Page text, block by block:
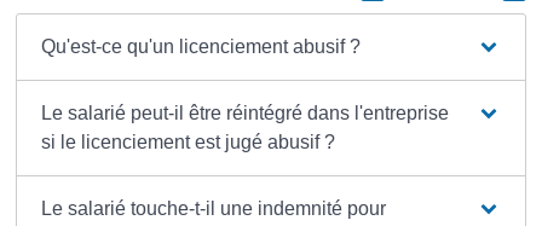
Qu'est-ce qu'un licenciement abusif ?
Le salarié peut-il être réintégré dans l'entreprise
si le licenciement est jugé abusif ?
Le salarié touche-t-il une indemnité pour